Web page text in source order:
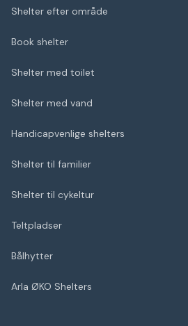
Shelter efter område
Book shelter
Shelter med toilet
Shelter med vand
Handicapvenlige shelters
Shelter til familier
Shelter til cykeltur
Teltpladser
Bålhytter
Arla ØKO Shelters